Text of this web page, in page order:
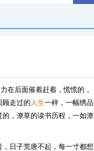
在后面催着赶着，慌慌的，
顾走过的 人生一样，一幅绣品
，潦草的读书历程，一如潦
日子荒唐不起，每一寸都想